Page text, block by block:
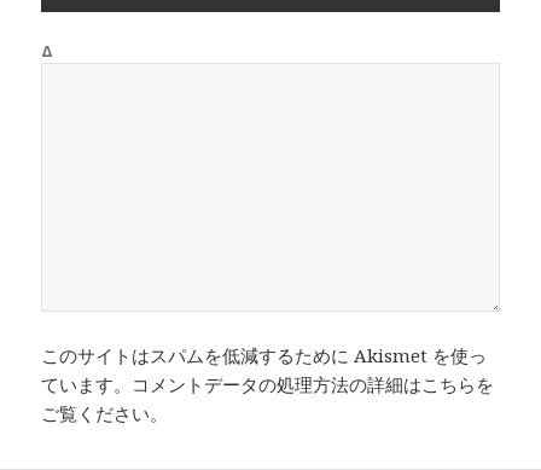
Δ
このサイトはスパムを低減するために Akismet を使っ
ています。 コメントデータの処理方法の詳細はこちらを
ご覧ください。